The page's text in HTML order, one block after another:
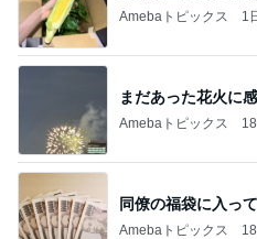
Amebaトピックス 1
まだあった花火に
Amebaトピックス
同僚の福袋に入っ
Amebaトピックス